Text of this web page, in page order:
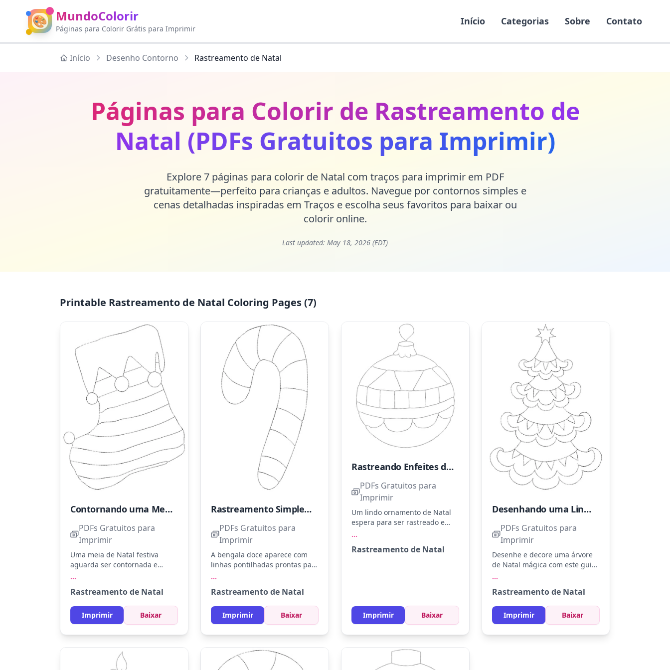
🎨 MundoColorir
Páginas para Colorir Grátis para Imprimir
Início Categorias Sobre Contato
Início Desenho Contorno Rastreamento de Natal
Páginas para Colorir de Rastreamento de
Natal (PDFs Gratuitos para Imprimir)
Explore 7 páginas para colorir de Natal com traços para imprimir em PDF
gratuitamente—perfeito para crianças e adultos. Navegue por contornos simples e
cenas detalhadas inspiradas em Traços e escolha seus favoritos para baixar ou
colorir online.
Last updated: May 18, 2026 (EDT)
Printable Rastreamento de Natal Coloring Pages (7)
Contornando uma Meia de Natal
PDFs Gratuitos para
Imprimir
Uma meia de Natal festiva
aguarda ser contornada e
espírito natalino. As linhas
pontilhadas ajudam a
desenvolver habilidades
motoras finas enquanto
enchem a página de cores.
...
Rastreamento de Natal
Imprimir Baixar
Rastreamento Simples de Bengala Doce
PDFs Gratuitos para
Imprimir
A bengala doce aparece com
linhas pontilhadas prontas para
visual natalino. Experimente
adicionar glitter para um toque
especial!
...
Rastreamento de Natal
Imprimir Baixar
Rastreando Enfeites de Natal
PDFs Gratuitos para
Imprimir
Um lindo ornamento de Natal
espera para ser rastreado e
festivo. Experimente usar lápis
...
Rastreamento de Natal
Imprimir Baixar
Desenhando uma Linda Árvore de Natal
PDFs Gratuitos para
Imprimir
Desenhe e decore uma árvore
de Natal mágica com este guia
ornamentos e amarelo para a
estrela. Experimente usar lápis
de cera para dar brilho e
textura à sua árvore festiva.
...
Rastreamento de Natal
Imprimir Baixar